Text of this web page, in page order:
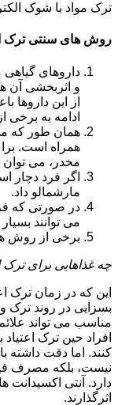
ترک مواد با شوک
روش های سنتی ترک
داروهای گیاهی
و اثربخشی آن
از این
ادامه به برخی
همان طور که
همراه است.
مخدر، می
اگر فرد دچار
مارشمالو داد.
در صورتی که
می توانند
برخی از روش
چه غذاهایی برای
این که در زمان ترک
بسزایی در روند ترک
مناسب می تواند
افراد حین ترک
کنند. اما دقت داشته
نیست، بلکه مصرف
دارد. آنتی اکسیدانت
اثرگذارند.